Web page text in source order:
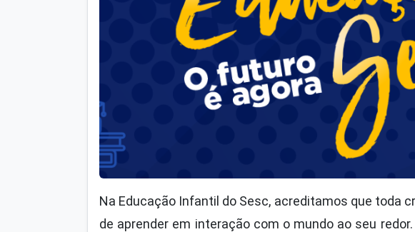
Na Educação Infantil do Sesc, acreditamos que toda
de aprender em interação com o mundo ao seu